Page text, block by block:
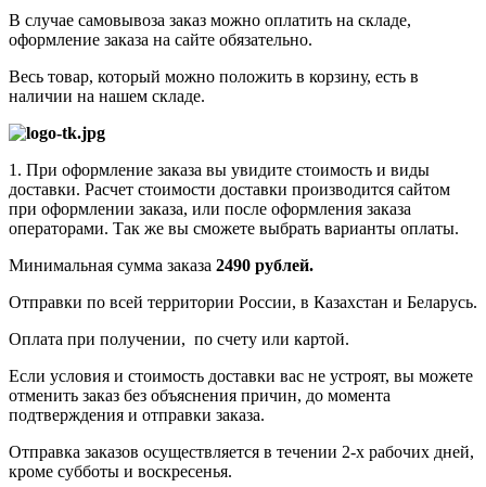
В случае самовывоза заказ можно оплатить на складе,
оформление заказа на сайте обязательно.
Весь товар, который можно положить в корзину, есть в
наличии на нашем складе.
1. При оформление заказа вы увидите стоимость и виды
доставки. Расчет стоимости доставки производится сайтом
при оформлении заказа, или после оформления заказа
операторами. Так же вы сможете выбрать варианты оплаты.
Минимальная сумма заказа 2490 рублей.
Отправки по всей территории России, в Казахстан и Беларусь.
Оплата при получении, по счету или картой.
Если условия и стоимость доставки вас не устроят, вы можете
отменить заказ без объяснения причин, до момента
подтверждения и отправки заказа.
Отправка заказов осуществляется в течении 2-х рабочих дней,
кроме субботы и воскресенья.